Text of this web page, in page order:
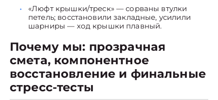
«Люфт крышки/треск» — сорваны втулки
петель; восстановили закладные, усилили
шарниры — ход крышки плавный.
Почему мы: прозрачная
смета, компонентное
восстановление и финальные
стресс-тесты